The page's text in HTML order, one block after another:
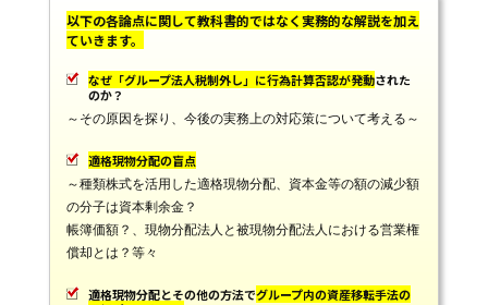
以下の各論点に関して教科書的ではなく実務的な解説を加え
ていきます。
なぜ「グループ法人税制外し」に行為計算否認が発動された
のか？
～その原因を探り、今後の実務上の対応策について考える～
適格現物分配の盲点
～種類株式を活用した適格現物分配、資本金等の額の減少額
の分子は資本剰余金？
帳簿価額？、現物分配法人と被現物分配法人における営業権
償却とは？等々
適格現物分配とその他の方法でグループ内の資産移転手法の